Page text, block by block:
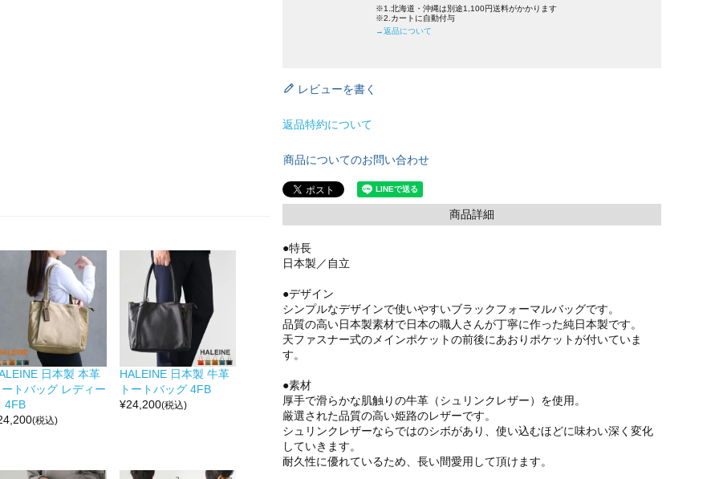
日本製 本革
トバッグ レディー
4FB
(税込)
HALEINE 日本製 牛革
トートバッグ 4FB
¥24,200(税込)
※1.北海道・沖縄は別途1,100円送料がかかります
※2.カートに自動付与
→返品について
レビューを書く
返品特約について
商品についてのお問い合わせ
商品詳細
●特長
日本製／自立
●デザイン
シンプルなデザインで使いやすいブラックフォーマルバッグです。
品質の高い日本製素材で日本の職人さんが丁寧に作った純日本製です。
天ファスナー式のメインポケットの前後にあおりポケットが付いていま
す。
●素材
厚手で滑らかな肌触りの牛革（シュリンクレザー）を使用。
厳選された品質の高い姫路のレザーです。
シュリンクレザーならではのシボがあり、使い込むほどに味わい深く変化
していきます。
耐久性に優れているため、長い間愛用して頂けます。